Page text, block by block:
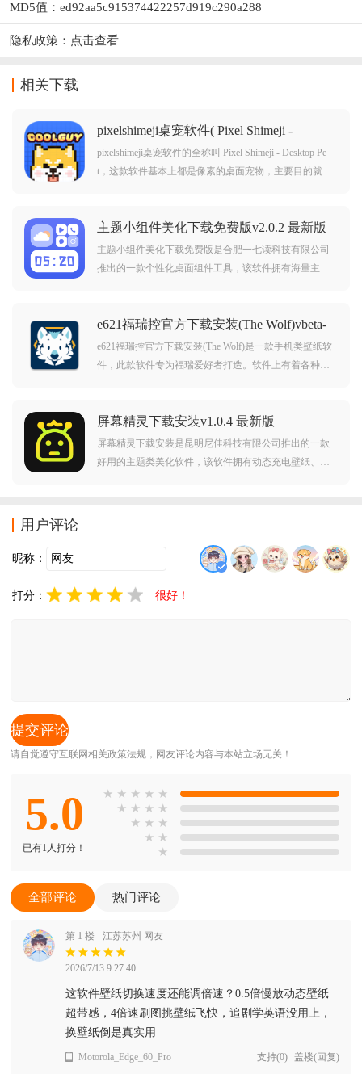
MD5值：ed92aa5c915374422257d919c290a288
隐私政策： 点击查看
相关下载
pixelshimeji桌宠软件( Pixel Shimeji -
Desktop Pet)vv2.4.3 最新版
pixelshimeji桌宠软件的全称叫 Pixel Shimeji - Desktop Pe
t，这款软件基本上都是像素的桌面宠物，主要目的就是
操作，并且还有很多自定义选择。
主题小组件美化下载免费版v2.0.2 最新版
主题小组件美化下载免费版是合肥一七读科技有限公司
推出的一款个性化桌面组件工具，该软件拥有海量主
简洁，感兴趣的朋友快来下载使用吧！主题小组件美化a
pp介绍
e621福瑞控官方下载安装(The Wolf)vbeta-
4.12.1
e621福瑞控官方下载安装(The Wolf)是一款手机类壁纸软
件，此款软件专为福瑞爱好者打造。软件上有着各种精
载安装感兴趣的用户不要错过，欢迎大家在本站下载使
用。
屏幕精灵下载安装v1.0.4 最新版
屏幕精灵下载安装是昆明尼佳科技有限公司推出的一款
好用的主题类美化软件，该软件拥有动态充电壁纸、智
用户评论
昵称：
打分： 很好！
请自觉遵守互联网相关政策法规，网友评论内容与本站立场无关！
5.0
已有1人打分！
★ ★ ★ ★ ★
★ ★ ★ ★
★ ★ ★
★ ★
★
全部评论 热门评论
第 1 楼 江苏苏州 网友
2026/7/13 9:27:40
这软件壁纸切换速度还能调倍速？0.5倍慢放动态壁纸
超带感，4倍速刷图挑壁纸飞快，追剧学英语没用上，
换壁纸倒是真实用
Motorola_Edge_60_Pro 支持(0) 盖楼(回复)